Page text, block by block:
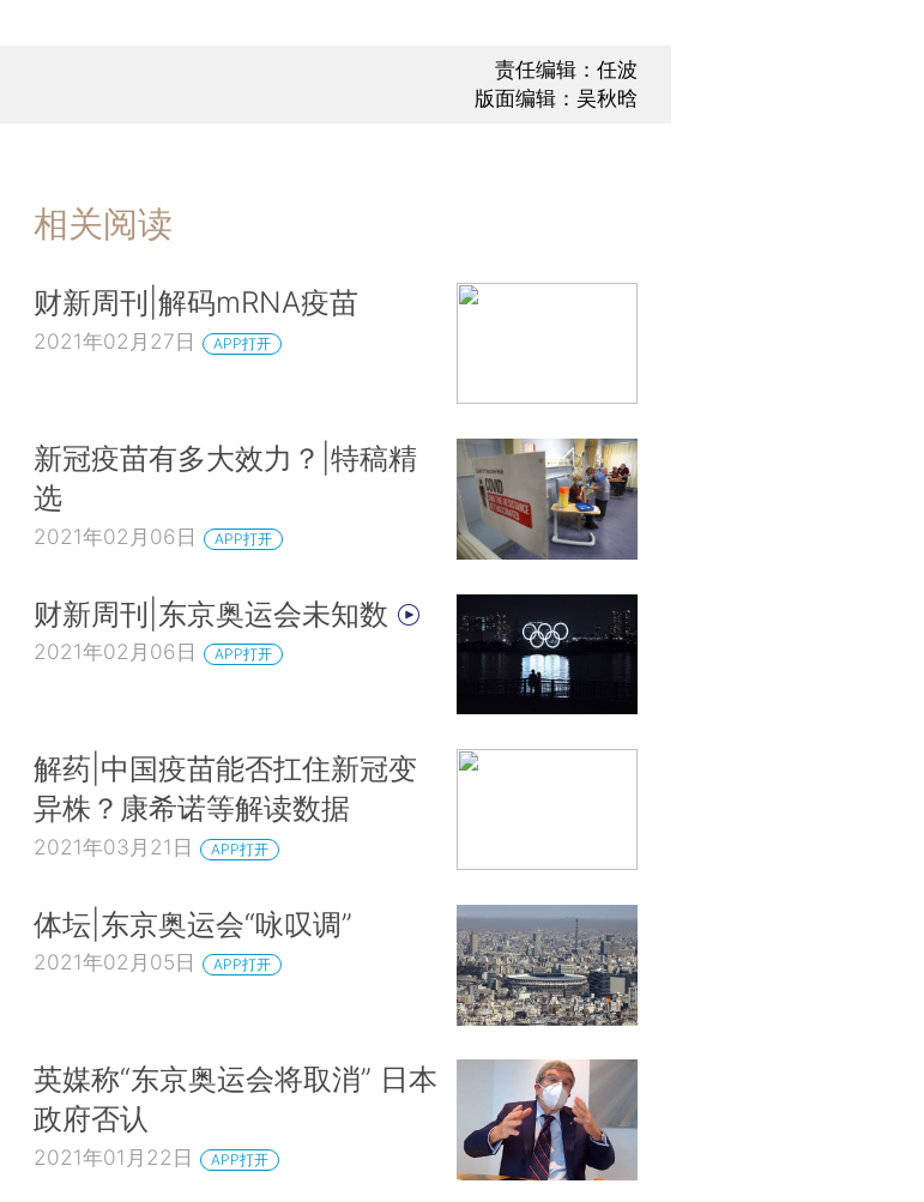
责任编辑：任波
版面编辑：吴秋晗
相关阅读
财新周刊|解码mRNA疫苗
2021年02月27日 APP打开
新冠疫苗有多大效力？|特稿精
选
2021年02月06日 APP打开
财新周刊|东京奥运会未知数
2021年02月06日 APP打开
解药|中国疫苗能否扛住新冠变
异株？康希诺等解读数据
2021年03月21日 APP打开
体坛|东京奥运会“咏叹调”
2021年02月05日 APP打开
英媒称“东京奥运会将取消” 日本
政府否认
2021年01月22日 APP打开